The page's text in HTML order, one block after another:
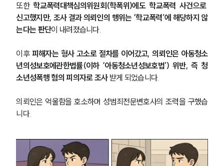
또한 학교폭력대책심의위원회(학폭위)에도 학교폭력 사건으로
신고했지만, 조사 결과 의뢰인의 행위는 ‘학교폭력’에 해당하지 않
는다는 판단이 내려졌습니다.
이후 피해자는 형사 고소로 절차를 이어갔고, 의뢰인은 아동청소
년의성보호에관한법률(이하 ‘아동청소년성보호법’) 위반, 즉 청
소년성폭행 혐의 피의자로 조사 받게 되었습니다.
의뢰인은 억울함을 호소하며 성범죄전문변호사의 조력을 구했습
니다.